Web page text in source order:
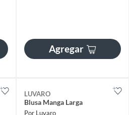
Agregar
LUVARO
Blusa Manga Larga
Por Luvaro